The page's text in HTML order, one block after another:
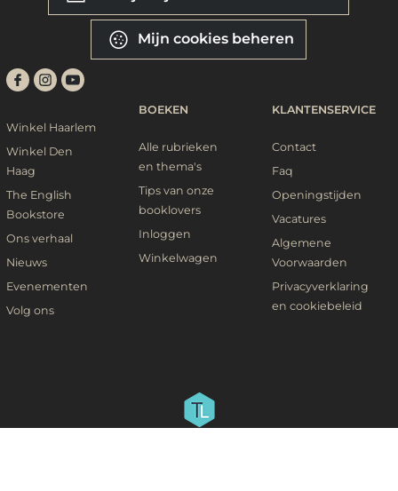
Mijn cookies beheren
Winkel Haarlem
Winkel Den
Haag
The English
Bookstore
Ons verhaal
Nieuws
Evenementen
Volg ons
BOEKEN
Alle rubrieken
en thema's
Tips van onze
booklovers
Inloggen
Winkelwagen
KLANTENSERVICE
Contact
Faq
Openingstijden
Vacatures
Algemene
Voorwaarden
Privacyverklaring
en cookiebeleid